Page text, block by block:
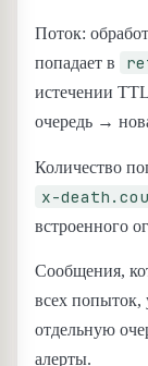
Поток:
попадает в
истечении
очередь →
Количество
x-
встроенного
Сообщения,
всех попыток,
отдельную
алерты.